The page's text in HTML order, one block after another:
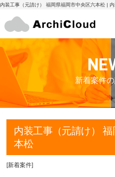
内装工事（元請け） 福岡県福岡市中央区六本松 |
新着案件
内装工事（元請け）
本松
[新着案件]